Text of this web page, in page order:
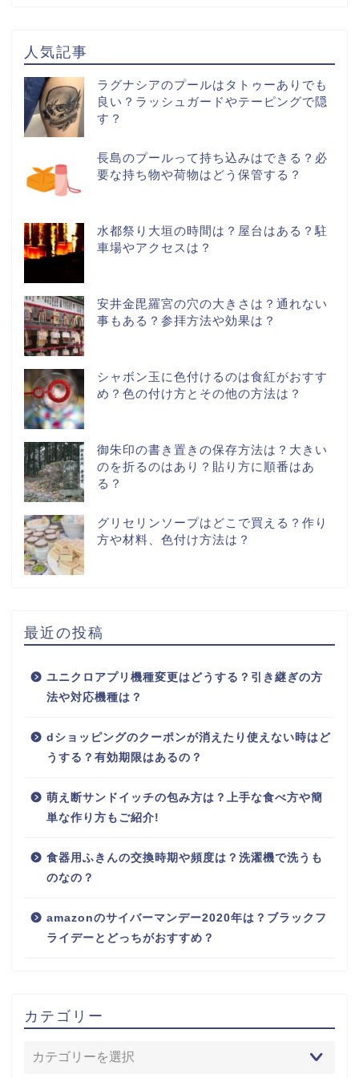
人気記事
ラグナシアのプールはタトゥーありでも
良い？ラッシュガードやテーピングで隠
す？
長島のプールって持ち込みはできる？必
要な持ち物や荷物はどう保管する？
水都祭り大垣の時間は？屋台はある？駐
車場やアクセスは？
安井金毘羅宮の穴の大きさは？通れない
事もある？参拝方法や効果は？
シャボン玉に色付けるのは食紅がおすす
め？色の付け方とその他の方法は？
御朱印の書き置きの保存方法は？大きい
のを折るのはあり？貼り方に順番はあ
る？
グリセリンソープはどこで買える？作り
方や材料、色付け方法は？
最近の投稿
ユニクロアプリ機種変更はどうする？引き継ぎの方
法や対応機種は？
dショッピングのクーポンが消えたり使えない時はど
うする？有効期限はあるの？
萌え断サンドイッチの包み方は？上手な食べ方や簡
単な作り方もご紹介!
食器用ふきんの交換時期や頻度は？洗濯機で洗うも
のなの？
amazonのサイバーマンデー2020年は？ブラックフ
ライデーとどっちがおすすめ？
カテゴリー